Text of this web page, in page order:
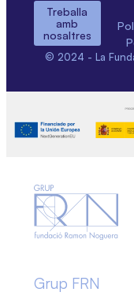
Treballa
amb
nosaltres
© 2024 - La
Grup FRN